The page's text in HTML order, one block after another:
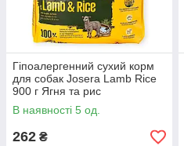
Гіпоалергенний сухий корм
для собак Josera Lamb Rice
900 г Ягня та рис
монопротеїновий раціон для
собак із чутливим
травленням
В наявності 5 од.
262 ₴